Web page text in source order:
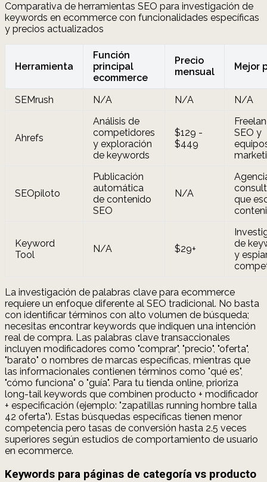
Comparativa de herramientas SEO para investigación de
keywords en ecommerce con funcionalidades específicas
y precios actualizados
Herramienta
Función
principal
ecommerce
Precio
mensual
Mejor
SEMrush N/A N/A N/A
Ahrefs
Análisis de
competidores
y exploración
de keywords
$129 -
$449
SEO y
SEOpiloto
Publicación
automática
de contenido
SEO
N/A
que
Keyword
Tool
N/A $29+
de
y
La investigación de palabras clave para ecommerce
requiere un enfoque diferente al SEO tradicional. No basta
con identificar términos con alto volumen de búsqueda;
necesitas encontrar keywords que indiquen una intención
real de compra. Las palabras clave transaccionales
incluyen modificadores como "comprar", "precio", "oferta",
"barato" o nombres de marcas específicas, mientras que
las informacionales contienen términos como "qué es",
"cómo funciona" o "guía". Para tu tienda online, prioriza
long-tail keywords que combinen producto + modificador
+ especificación (ejemplo: "zapatillas running hombre talla
42 oferta"). Estas búsquedas específicas tienen menor
competencia pero tasas de conversión hasta 2.5 veces
superiores según estudios de comportamiento de usuario
en ecommerce.
Keywords para páginas de categoría vs producto